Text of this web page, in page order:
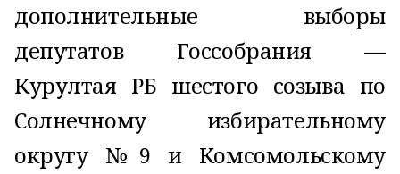
дополнительные выборы
депутатов Госсобрания —
Курултая РБ шестого созыва по
Солнечному избирательному
округу №9 и Комсомольскому